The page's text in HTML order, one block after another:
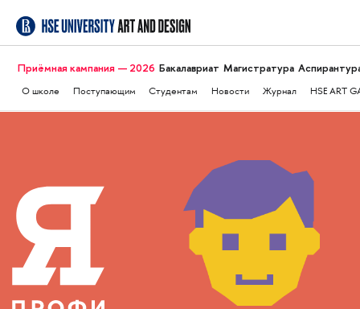
Приёмная кампания — 2026 Бакалавриат Магистратура
О школе Поступающим Студентам Новости Журнал HSE ART